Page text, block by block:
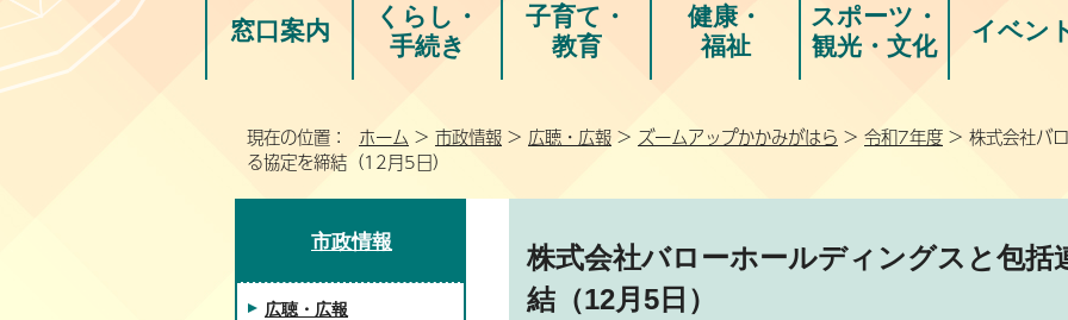
窓口案内
くらし・
手続き
子育て・
教育
健康・
福祉
スポーツ・
観光・文化
イベン
現在の位置： ホーム > 市政情報 > 広聴・広報 > ズームアップかかみがはら > 令和7年度 > 株式会社バ
る協定を締結（12月5日）
株式会社バローホールディングスと包括
結（12月5日）
市政情報
広聴・広報